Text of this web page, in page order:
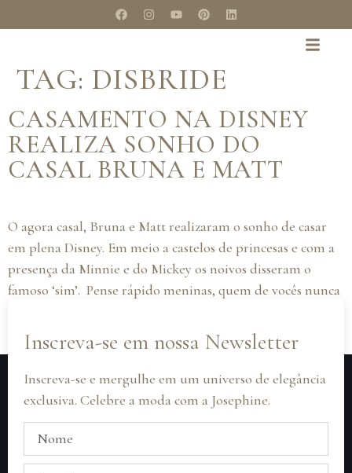
TAG: DISBRIDE
CASAMENTO NA DISNEY
REALIZA SONHO DO
CASAL BRUNA E MATT
O agora casal, Bruna e Matt realizaram o sonho de casar
em plena Disney. Em meio a castelos de princesas e com a
presença da Minnie e do Mickey os noivos disseram o
famoso ‘sim’. Pense rápido meninas, quem de vocês nunca
a […]Inscreva-se em nossa Newsletter
Inscreva-se e mergulhe em um universo de elegância
exclusiva. Celebre a moda com a Josephine.